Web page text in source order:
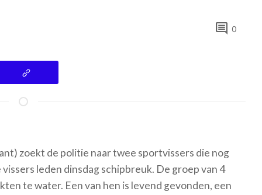
comment 0
zoekt de politie naar twee sportvissers die nog
leden dinsdag schipbreuk. De groep van 4
te water. Een van hen is levend gevonden, een